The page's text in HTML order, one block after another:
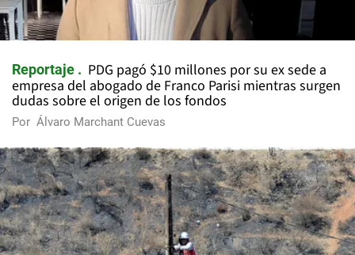
Reportaje
PDG pagó $10 millones por su ex sede a
empresa del abogado de Franco Parisi mientras surgen
dudas sobre el origen de los fondos
Por Álvaro Marchant Cuevas